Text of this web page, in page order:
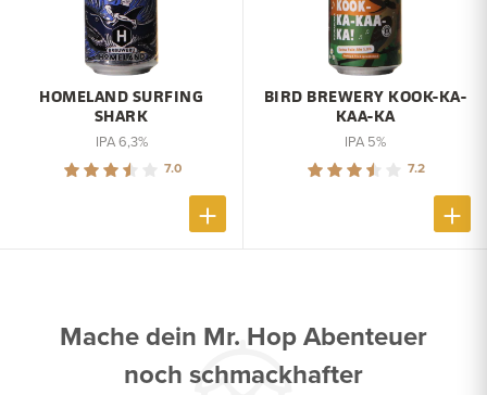
HOMELAND SURFING
SHARK
IPA 6,3%
7.0
BIRD BREWERY KOOK-KA-
KAA-KA
IPA 5%
7.2
Mache dein Mr. Hop Abenteuer
noch schmackhafter